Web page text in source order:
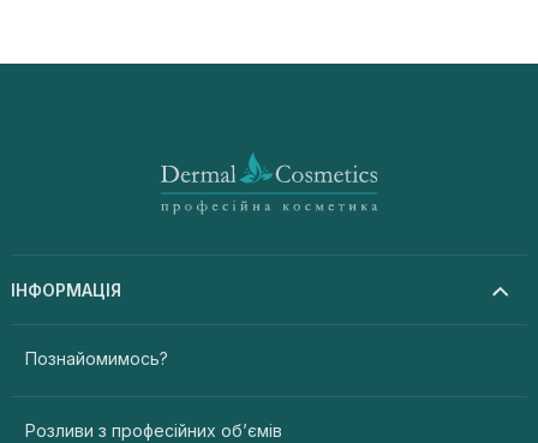
ІНФОРМАЦІЯ
Познайомимось?
Розливи з професійних об’ємів